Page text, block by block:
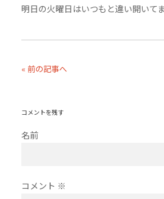
明日の火曜日はいつもと違い開いて
« 前の記事へ
コメントを残す
名前
コメント ※